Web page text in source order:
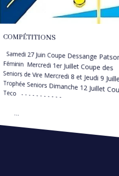
COMPÉTITIONS
Samedi 27 Juin Coupe Dessange
Féminin Mercredi 1er Juillet Coupe
Seniors de Vire Mercredi 8 et Jeudi 9
Trophée Seniors Dimanche 12 Juillet
Teco - - - - - - - - -
…